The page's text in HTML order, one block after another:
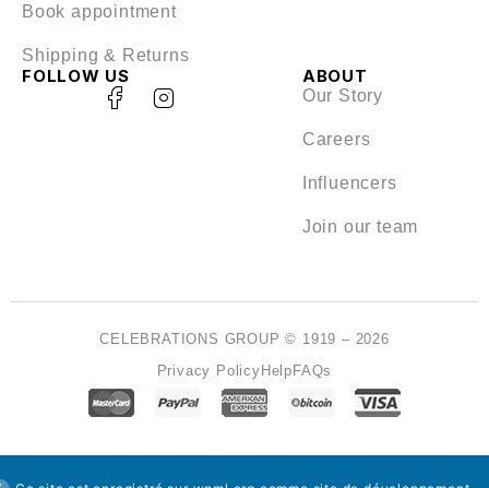
ABOUT
Our Story
Careers
Influencers
Join our team
Book appointment
Shipping & Returns
FOLLOW US
Privacy PolicyHelpFAQs
CELEBRATIONS GROUP © 1919 – 2026